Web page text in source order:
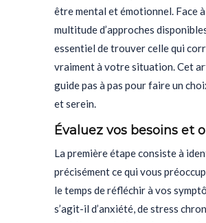
être mental et émotionnel. Face
multitude d’approches
essentiel de trouver celle qui
vraiment à votre situation. Cet
guide pas à pas pour faire un
et serein.
Évaluez vos besoins et
La première étape consiste à
précisément ce qui vous
le temps de réfléchir à vos
s’agit-il d’anxiété, de stress